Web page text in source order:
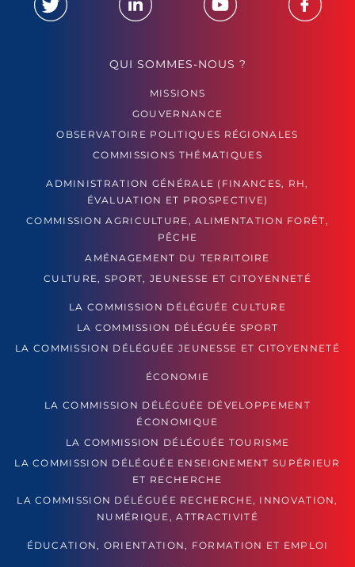
QUI SOMMES-NOUS ?
MISSIONS
GOUVERNANCE
OBSERVATOIRE POLITIQUES RÉGIONALES
COMMISSIONS THÉMATIQUES
ADMINISTRATION GÉNÉRALE (FINANCES, RH,
ÉVALUATION ET PROSPECTIVE)
COMMISSION AGRICULTURE, ALIMENTATION FORÊT,
PÊCHE
AMÉNAGEMENT DU TERRITOIRE
CULTURE, SPORT, JEUNESSE ET CITOYENNETÉ
LA COMMISSION DÉLÉGUÉE CULTURE
LA COMMISSION DÉLÉGUÉE SPORT
LA COMMISSION DÉLÉGUÉE JEUNESSE ET CITOYENNETÉ
ÉCONOMIE
LA COMMISSION DÉLÉGUÉE DÉVELOPPEMENT
ÉCONOMIQUE
LA COMMISSION DÉLÉGUÉE TOURISME
LA COMMISSION DÉLÉGUÉE ENSEIGNEMENT SUPÉRIEUR
ET RECHERCHE
LA COMMISSION DÉLÉGUÉE RECHERCHE, INNOVATION,
NUMÉRIQUE, ATTRACTIVITÉ
ÉDUCATION, ORIENTATION, FORMATION ET EMPLOI